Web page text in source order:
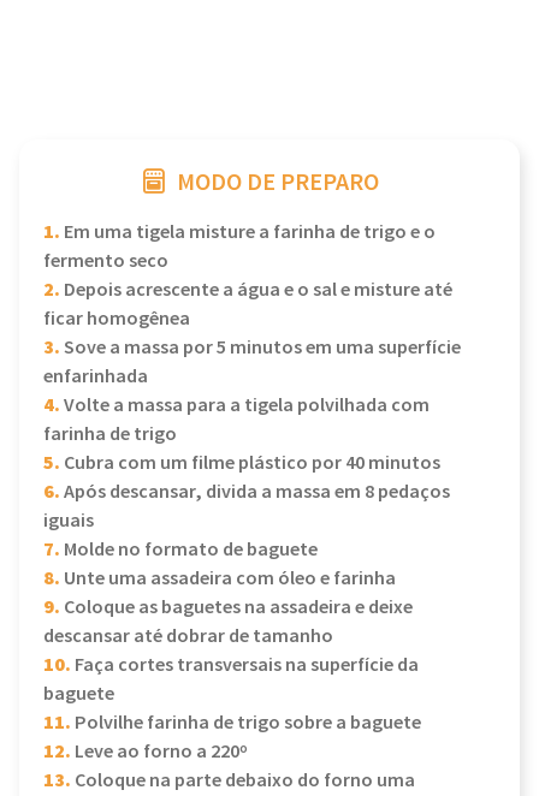
MODO DE PREPARO
1. Em uma tigela misture a farinha de trigo e o
fermento seco
2. Depois acrescente a água e o sal e misture até
ficar homogênea
3.Sove a massa por 5 minutos em uma superfície
enfarinhada
4.Volte a massa para a tigela polvilhada com
farinha de trigo
5. Cubra com um filme plástico por 40 minutos
6.Após descansar, divida a massa em 8 pedaços
iguais
7. Molde no formato de baguete
8. Unte uma assadeira com óleo e farinha
9. Coloque as baguetes na assadeira e deixe
descansar até dobrar de tamanho
10. Faça cortes transversais na superfície da
baguete
11. Polvilhe farinha de trigo sobre a baguete
12. Leve ao forno a 220º
13. Coloque na parte debaixo do forno uma